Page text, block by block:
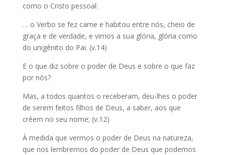
como o Cristo pessoal:
… o Verbo se fez carne e habitou entre nós, cheio de
graça e de verdade, e vimos a sua glória, glória como
do unigênito do Pai. (v.14)
E o que diz sobre o poder de Deus e sobre o que faz
por nós?
Mas, a todos quantos o receberam, deu-lhes o poder
de serem feitos filhos de Deus, a saber, aos que
crêem no seu nome; (v.12)
À medida que vermos o poder de Deus na natureza,
que nos lembremos do poder de Deus que podemos